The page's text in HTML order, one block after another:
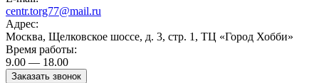
centr.torg77@mail.ru
Адрес:
Москва, Щелковское шоссе, д. 3, стр. 1, ТЦ «Город Хобби»
Время работы:
9.00 — 18.00
Заказать звонок